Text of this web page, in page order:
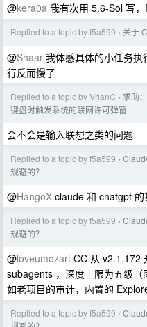
@kera0a 我有次用 5.6-Sol 写
Replied to a topic by f5a599 › 关于
@Shaar 我体感具体的小任务
行反而慢了
Replied to a topic by VrianC › 求助
键盘时触发系统的联网许可弹窗
会不会是输入联想之类的问题
Replied to a topic by f5a599 ›
规避的？
@HangoX claude 和 chatgpt 的
Replied to a topic by f5a599 ›
规避的？
@loveumozart CC 从 v2.1.172
subagents ，深度上限为五级
如老项目的审计，内置的
Replied to a topic by f5a599 ›